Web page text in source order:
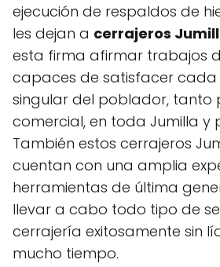
ejecución de respaldos de
les dejan a cerrajeros
esta firma afirmar trabajos
capaces de satisfacer cada
singular del poblador, tanto
comercial, en toda Jumilla y
También estos cerrajeros
cuentan con una amplia
herramientas de última
llevar a cabo todo tipo de
cerrajería exitosamente sin
mucho tiempo.